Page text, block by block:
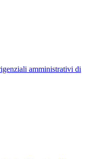
amministrativi di